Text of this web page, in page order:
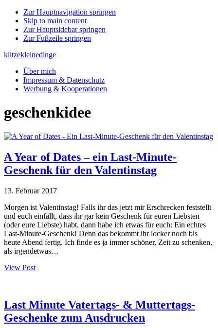
Zur Hauptnavigation springen
Skip to main content
Zur Hauptsidebar springen
Zur Fußzeile springen
klitzekleinedinge
Über mich
Impressum & Datenschutz
Werbung & Kooperationen
geschenkidee
A Year of Dates – ein Last-Minute-
Geschenk für den Valentinstag
13. Februar 2017
Morgen ist Valentinstag! Falls ihr das jetzt mir Erschrecken feststellt
und euch einfällt, dass ihr gar kein Geschenk für euren Liebsten
(oder eure Liebste) habt, dann habe ich etwas für euch: Ein echtes
Last-Minute-Geschenk! Denn das bekommt ihr locker noch bis
heute Abend fertig. Ich finde es ja immer schöner, Zeit zu schenken,
als irgendetwas…
View Post
Last Minute Vatertags- & Muttertags-
Geschenke zum Ausdrucken